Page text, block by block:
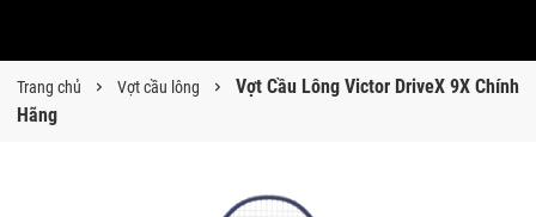
Trang chủ Vợt cầu lông
Vợt Cầu Lông Victor DriveX 9X Chính
Hãng